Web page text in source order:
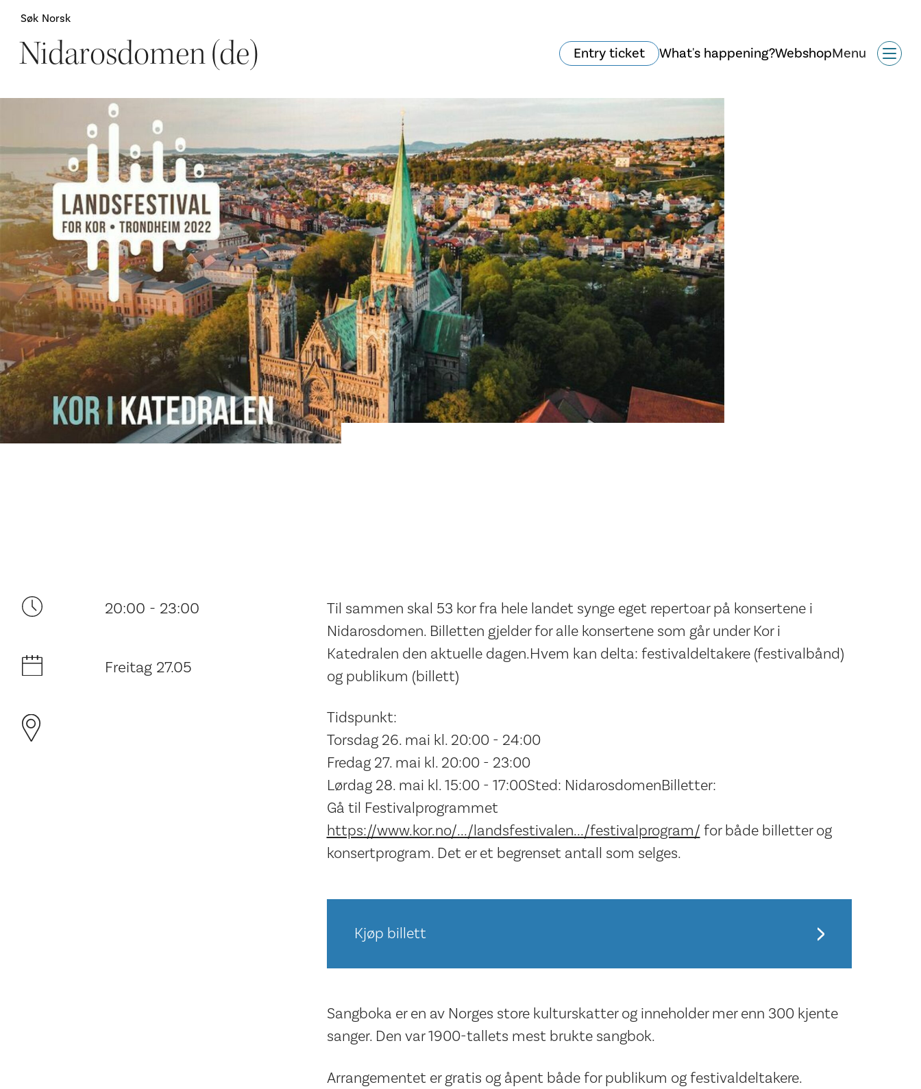
Søk Norsk
Nidarosdomen (de) Entry ticket What's happening?WebshopMenu
Musikk Historie og arkitektur
20:00 - 23:00
Freitag 27.05
Til sammen skal 53 kor fra hele landet synge eget repertoar på konsertene i
Nidarosdomen. Billetten gjelder for alle konsertene som går under Kor i
Katedralen den aktuelle dagen.Hvem kan delta: festivaldeltakere (festivalbånd)
og publikum (billett)
Tidspunkt:
Torsdag 26. mai kl. 20:00 - 24:00
Fredag 27. mai kl. 20:00 - 23:00
Lørdag 28. mai kl. 15:00 - 17:00Sted: NidarosdomenBilletter:
Gå til Festivalprogrammet
https://www.kor.no/.../landsfestivalen.../festivalprogram/ for både billetter og
konsertprogram. Det er et begrenset antall som selges.
Kjøp billett
Sangboka er en av Norges store kulturskatter og inneholder mer enn 300 kjente
sanger. Den var 1900-tallets mest brukte sangbok.
Arrangementet er gratis og åpent både for publikum og festivaldeltakere.